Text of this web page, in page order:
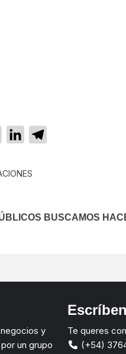
WhatsApp
LinkedIn
BUSCAMOS
y
un grupo
Te queres
(+54)